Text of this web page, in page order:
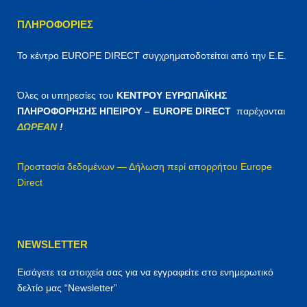
ΠΛΗΡΟΦΟΡΊΕΣ
Το κέντρο EUROPE DIRECT συγχρηματοδοτείται από την Ε.Ε.
Όλες οι υπηρεσίες του ΚΕΝΤΡΟΥ ΕΥΡΩΠΑΪΚΗΣ
ΠΛΗΡΟΦΟΡΗΣΗΣ ΗΠΕΙΡΟΥ – EUROPE DIRECT παρέχονται
ΔΩΡΕΑΝ!
Προστασία δεδομένων — Δήλωση περί απορρήτου Europe
Direct
NEWSLETTER
Εισάγετε τα στοιχεία σας για να εγγραφείτε στο ενημερωτικό
δελτίο μας “Newsletter”